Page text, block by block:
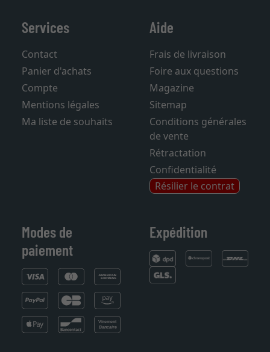
Services
Contact
Panier d'achats
Compte
Mentions légales
Aide
Frais de livraison
Foire aux questions
Magazine
Sitemap
Conditions générales
de vente
Rétractation
Confidentialité
Résilier le contrat
Modes de
paiement
Expédition